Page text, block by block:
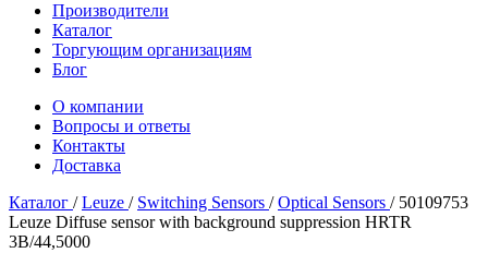
Производители
Каталог
Торгующим организациям
Блог
О компании
Вопросы и ответы
Контакты
Доставка
Каталог /Leuze / Switching Sensors /Optical Sensors / 50109753
Leuze Diffuse sensor with background suppression HRTR
3B/44,5000